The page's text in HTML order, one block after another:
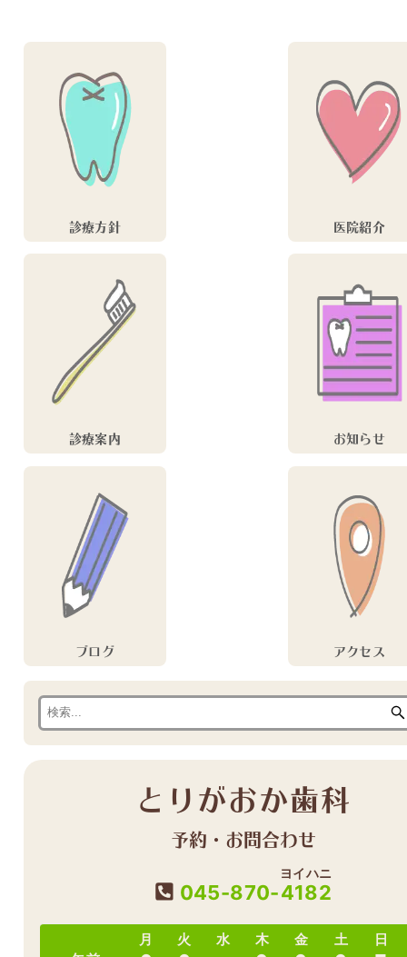
診療方針 医院紹介
診療案内 お知らせ
ブログ アクセス
とりがおか歯科
予約・お問合わせ
045-870-4182
ヨイハニ
月 火 水 木 金 土
日